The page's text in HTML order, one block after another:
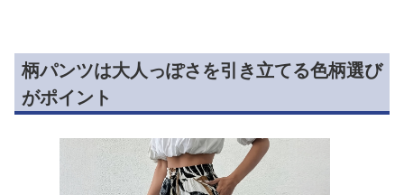
柄パンツは大人っぽさを引き立てる色柄選び
がポイント